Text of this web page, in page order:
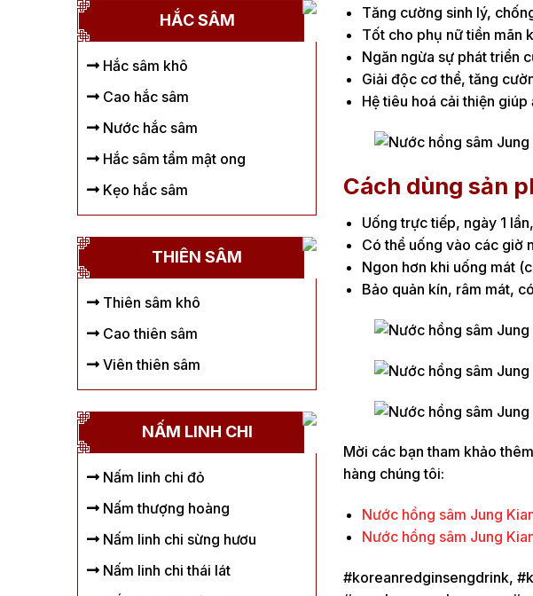
HẮC SÂM
Hắc sâm khô
Cao hắc sâm
Nước hắc sâm
Hắc sâm tẩm mật ong
Kẹo hắc sâm
THIÊN SÂM
Thiên sâm khô
Cao thiên sâm
Viên thiên sâm
NẤM LINH CHI
Nấm linh chi đỏ
Nấm thượng hoàng
Nấm linh chi sừng hươu
Nấm linh chi thái lát
Tăng cường sinh lý,
Tốt cho phụ nữ tiền mãn
Ngăn ngừa sự phát triển
Giải độc cơ thể, tăng
Hệ tiêu hoá cải thiện
Cách dùng sản
Uống trực tiếp, ngày 1
Có thể uống vào các giờ
Ngon hơn khi uống mát
Bảo quản kín, râm mát,
Mời các bạn tham khảo
hàng chúng tôi:
Nước hồng sâm Jung
Nước hồng sâm Jung
#koreanredginsengdrink,